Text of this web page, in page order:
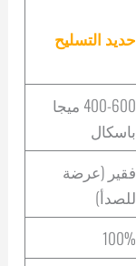
حديد التسليح
400-600 ميجا
باسكال
فقير (عرضة
للصدأ)
100%